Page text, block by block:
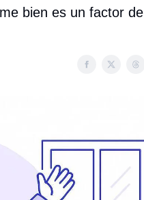
bien es un factor de